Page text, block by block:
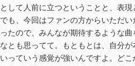
して人前に立つということと、表現
も、今回はファンの方からいただ
たので、みんなが期待するような
とも思ってて。もともとは、自分
っていう感覚が強いんですよ。ど